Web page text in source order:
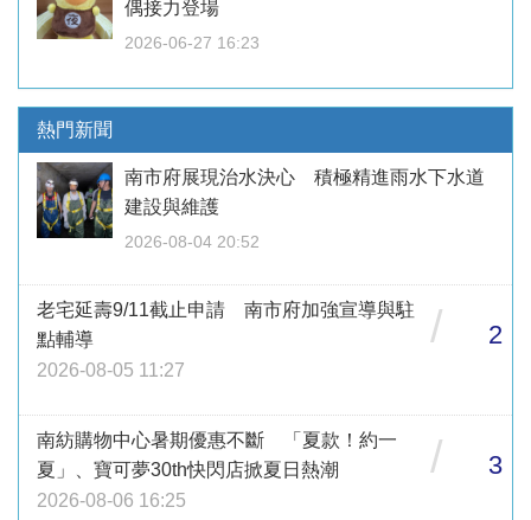
偶接力登場
2026-06-27 16:23
熱門新聞
南市府展現治水決心 積極精進雨水下水道
建設與維護
2026-08-04 20:52
老宅延壽9/11截止申請 南市府加強宣導與駐
點輔導
2026-08-05 11:27
/ 2
南紡購物中心暑期優惠不斷 「夏款！約一
夏」、寶可夢30th快閃店掀夏日熱潮
2026-08-06 16:25
/ 3